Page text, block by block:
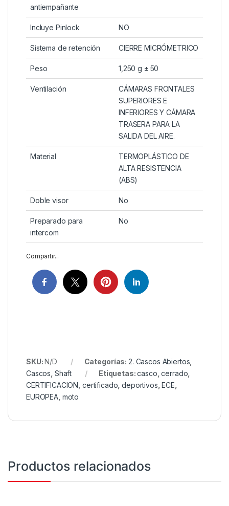
antiempañante
Incluye Pinlock NO
Sistema de retención CIERRE MICRÓMETRICO
Peso 1,250 g ± 50
Ventilación
CÁMARAS FRONTALES
SUPERIORES E
INFERIORES Y CÁMARA
TRASERA PARA LA
SALIDA DEL AIRE.
Material
TERMOPLÁSTICO DE
ALTA RESISTENCIA
(ABS)
Doble visor No
Preparado para
intercom
No
Compartir...
SKU:N/D Categorías: 2. Cascos Abiertos
Cascos Shaft Etiquetas:casco ,cerrado
CERTIFICACION certificado ,deportivos ,ECE
EUROPEA moto
Productos relacionados